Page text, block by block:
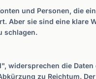
und Personen, die
Aber sie sind eine klare
schlagen.
widersprechen die
zu Reichtum.